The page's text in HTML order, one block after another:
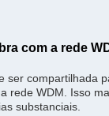
com a rede
ser compartilhada
rede WDM. Isso
substanciais.